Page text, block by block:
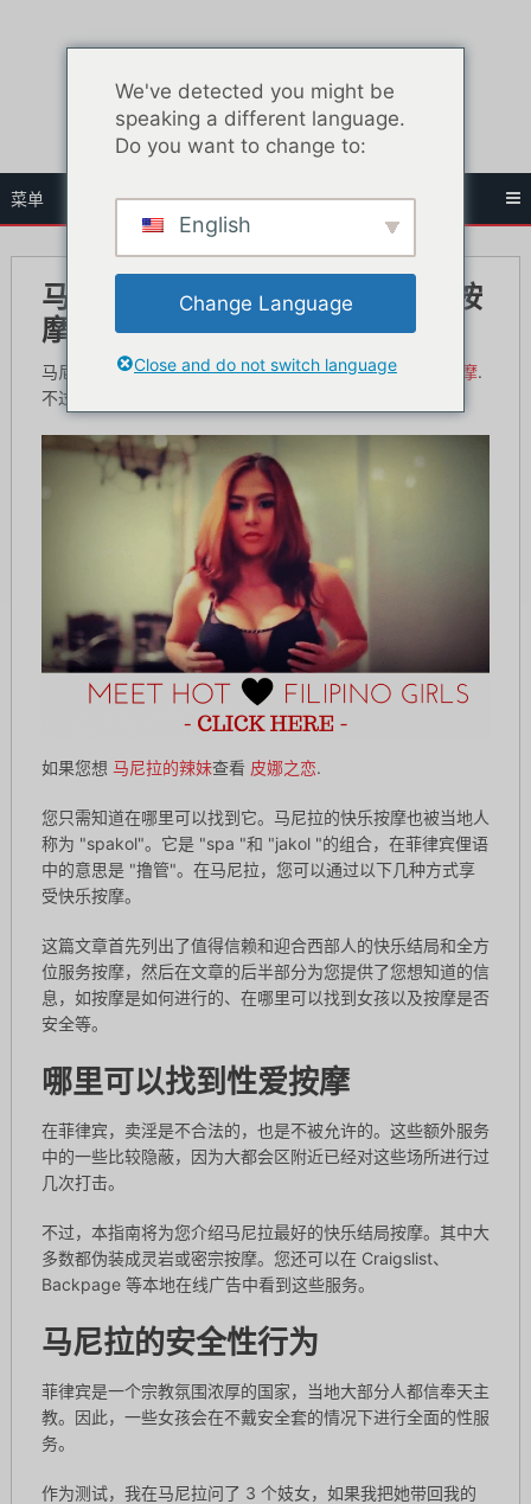
菜单
马尼拉最棒的 9 种 Happy Ending 按
摩
马尼拉的快乐结局按摩与其他地方相比并不突出。 曼谷按摩.
不过，仍有一些按摩店提供额外服务。
如果您想 马尼拉的辣妹查看 皮娜之恋.
您只需知道在哪里可以找到它。马尼拉的快乐按摩也被当地人
称为 "spakol"。它是 "spa "和 "jakol "的组合，在菲律宾俚语
中的意思是 "撸管"。在马尼拉，您可以通过以下几种方式享
受快乐按摩。
这篇文章首先列出了值得信赖和迎合西部人的快乐结局和全方
位服务按摩，然后在文章的后半部分为您提供了您想知道的信
息，如按摩是如何进行的、在哪里可以找到女孩以及按摩是否
安全等。
哪里可以找到性爱按摩
在菲律宾，卖淫是不合法的，也是不被允许的。这些额外服务
中的一些比较隐蔽，因为大都会区附近已经对这些场所进行过
几次打击。
不过，本指南将为您介绍马尼拉最好的快乐结局按摩。其中大
多数都伪装成灵岩或密宗按摩。您还可以在 Craigslist、
Backpage 等本地在线广告中看到这些服务。
马尼拉的安全性行为
菲律宾是一个宗教氛围浓厚的国家，当地大部分人都信奉天主
教。因此，一些女孩会在不戴安全套的情况下进行全面的性服
务。
作为测试，我在马尼拉问了 3 个妓女，如果我把她带回我的
We've detected you might be
speaking a different language.
Do you want to change to:
English
Change Language
Close and do not switch language